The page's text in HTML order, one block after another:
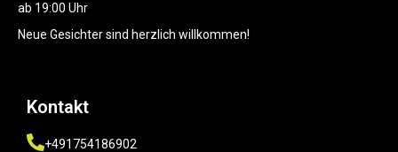
ab 19:00 Uhr
Neue Gesichter sind herzlich willkommen!
Kontakt
+491754186902